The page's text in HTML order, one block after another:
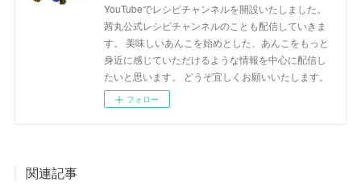
YouTubeでレシピチャンネルを開設いたしました。
茜丸公式レシピチャンネルのことも配信していきま
す。 美味しいあんこを始めとした、あんこをもっと
身近に感じていただけるような情報を中心に配信し
たいと思います。 どうぞ宜しくお願いいたします。
フォロー
関連記事